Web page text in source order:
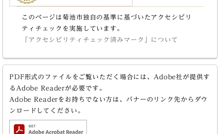
このページは菊池市独自の基準に基づいたアクセシビリ
ティチェックを実施しています。
「アクセシビリティチェック済みマーク」について
PDF形式のファイルをご覧いただく場合には、Adobe社が提供す
るAdobe Readerが必要です。
Adobe Readerをお持ちでない方は、バナーのリンク先からダウ
ンロードしてください。